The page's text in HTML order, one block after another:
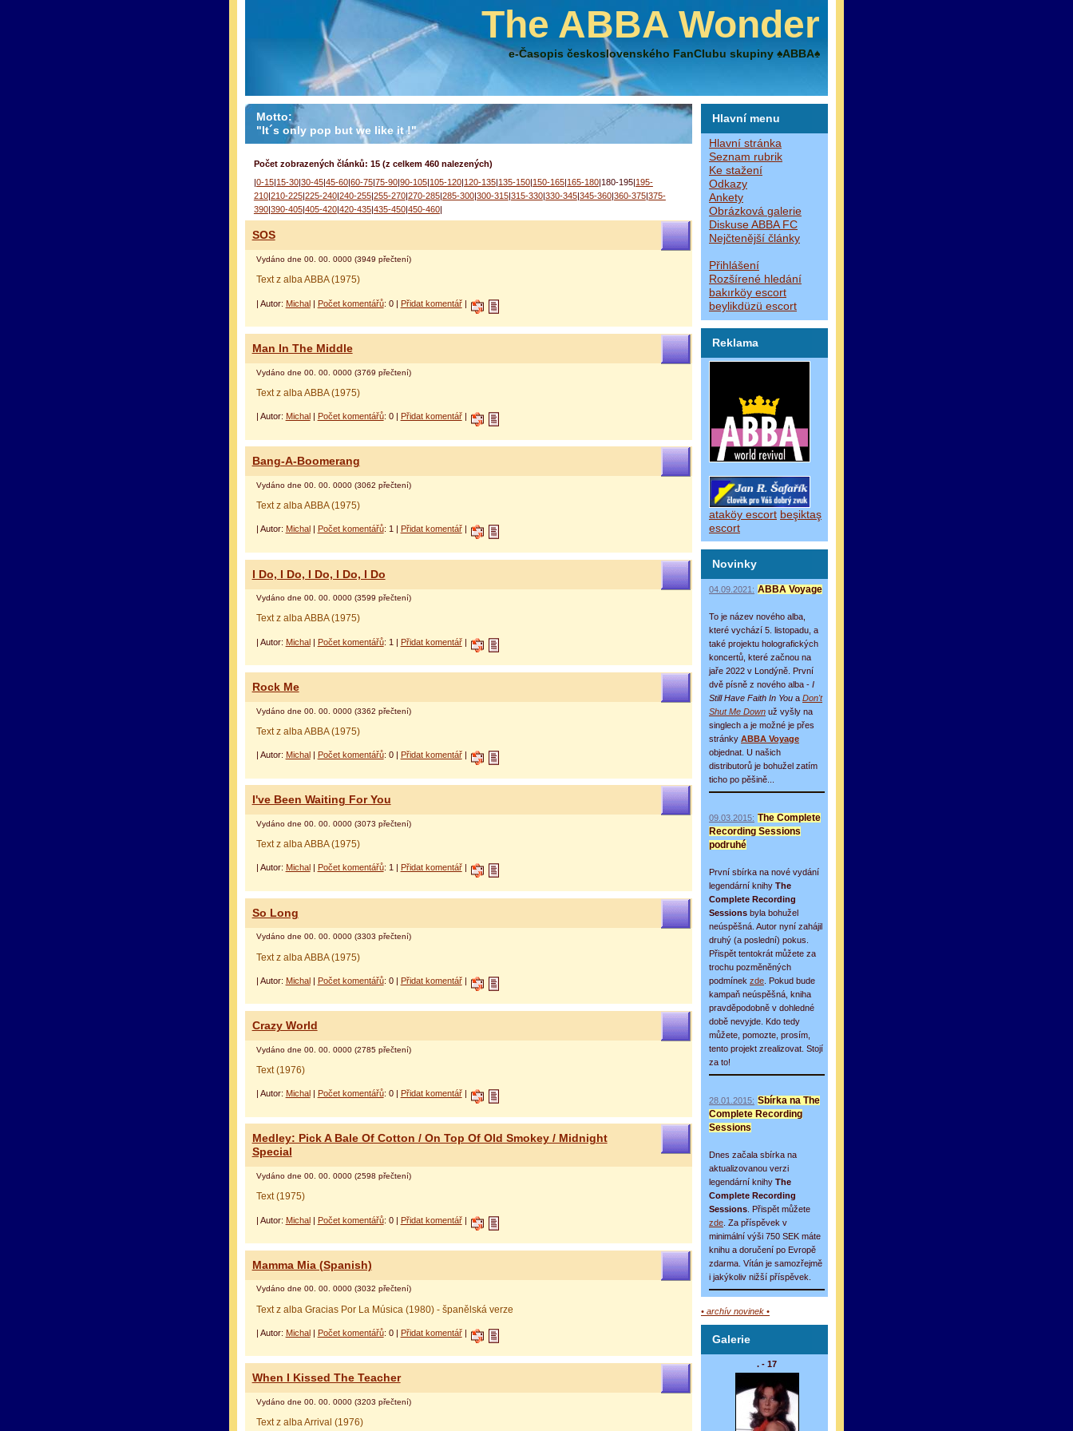
The ABBA Wonder
e-Časopis československého FanClubu skupiny ♠ABBA♠
Hlavní menu
Hlavní stránka
Seznam rubrik
Ke stažení
Odkazy
Ankety
Obrázková galerie
Diskuse ABBA FC
Nejčtenější články
Přihlášení
Rozšírené hledání
bakırköy escort
beylikdüzü escort
Reklama
ataköy escort beşiktaş
escort
Novinky
04.09.2021: ABBA Voyage
To je název nového alba,
které vychází 5. listopadu, a
také projektu holografických
koncertů, které začnou na
jaře 2022 v Londýně. První
dvě písně z nového alba - I
Still Have Faith In You a Don't
Shut Me Down už vyšly na
singlech a je možné je přes
stránky ABBA Voyage
objednat. U našich
distributorů je bohužel zatím
ticho po pěšině...
09.03.2015: The Complete
Recording Sessions
podruhé
První sbírka na nové vydání
legendární knihy The
Complete Recording
Sessions byla bohužel
neúspěšná. Autor nyní zahájil
druhý (a poslední) pokus.
Přispět tentokrát můžete za
trochu pozměněných
podmínek zde . Pokud bude
kampaň neúspěšná, kniha
pravděpodobně v dohledné
době nevyjde. Kdo tedy
můžete, pomozte, prosím,
tento projekt zrealizovat. Stojí
za to!
28.01.2015: Sbírka na The
Complete Recording
Sessions
Dnes začala sbírka na
aktualizovanou verzi
legendární knihy The
Complete Recording
Sessions . Přispět můžete
zde . Za příspěvek v
minimální výši 750 SEK máte
knihu a doručení po Evropě
zdarma. Vítán je samozřejmě
i jakýkoliv nižší příspěvek.
• archív novinek •
Galerie
. - 17
Motto:
"It´s only pop but we like it !"
Počet zobrazených článků: 15 (z celkem 460 nalezených)
0-15| 15-30| 30-45| 45-60| 60-75| 75-90| 90-105| 105-120| 120-135| 135-150| 150-165| 165-180|180-195| 195-
210| 210-225| 225-240| 240-255| 255-270| 270-285| 285-300| 300-315| 315-330| 330-345| 345-360| 360-375| 375-
390| 390-405| 405-420| 420-435| 435-450| 450-460|
SOS
Vydáno dne 00. 00. 0000 (3949 přečtení)
Text z alba ABBA (1975)
| Autor: Michal| Počet komentářů: 0 | Přidat komentář|
Man In The Middle
Vydáno dne 00. 00. 0000 (3769 přečtení)
Text z alba ABBA (1975)
| Autor: Michal| Počet komentářů: 0 | Přidat komentář|
Bang-A-Boomerang
Vydáno dne 00. 00. 0000 (3062 přečtení)
Text z alba ABBA (1975)
| Autor: Michal Počet komentářů: 1 | Přidat komentář|
I Do, I Do, I Do, I Do, I Do
Vydáno dne 00. 00. 0000 (3599 přečtení)
Text z alba ABBA (1975)
| Autor: Michal| Počet komentářů: 1 | Přidat komentář|
Rock Me
Vydáno dne 00. 00. 0000 (3362 přečtení)
Text z alba ABBA (1975)
| Autor: Michal| Počet komentářů: 0 | Přidat komentář|
I've Been Waiting For You
Vydáno dne 00. 00. 0000 (3073 přečtení)
Text z alba ABBA (1975)
| Autor: Michal Počet komentářů: 1 | Přidat komentář|
So Long
Vydáno dne 00. 00. 0000 (3303 přečtení)
Text z alba ABBA (1975)
| Autor: Michal| Počet komentářů: 0 | Přidat komentář|
Crazy World
Vydáno dne 00. 00. 0000 (2785 přečtení)
Text (1976)
| Autor: Michal| Počet komentářů: 0 | Přidat komentář|
Medley: Pick A Bale Of Cotton / On Top Of Old Smokey / Midnight
Special
Vydáno dne 00. 00. 0000 (2598 přečtení)
Text (1975)
| Autor: Michal| Počet komentářů: 0 | Přidat komentář|
Mamma Mia (Spanish)
Vydáno dne 00. 00. 0000 (3032 přečtení)
Text z alba Gracias Por La Música (1980) - španělská verze
| Autor: Michal| Počet komentářů: 0 | Přidat komentář|
When I Kissed The Teacher
Vydáno dne 00. 00. 0000 (3203 přečtení)
Text z alba Arrival (1976)